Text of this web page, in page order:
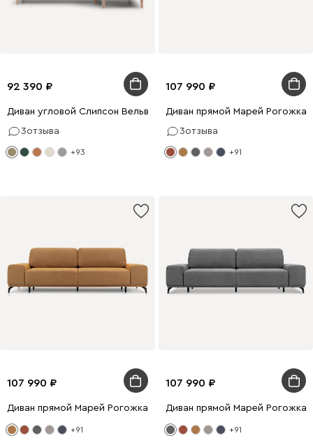
92 390
Диван угловой Слипсон Вельвет Оливковый
3отзыва
+93
107 990
Диван прямой Марей Рогожка
3отзыва
+91
107 990
Диван прямой Марей Рогожка Желтый
+91
107 990
Диван прямой Марей Рогожка
+91